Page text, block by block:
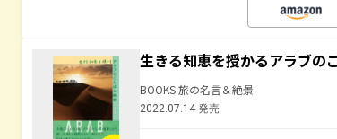
生きる知恵を授かるアラブの
BOOKS 旅の名言＆絶景
2022.07.14 発売